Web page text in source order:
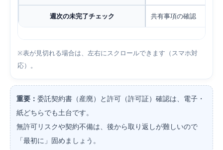
週次の未完了チェック 共有事項の確認
※表が見切れる場合は、左右にスクロールできます（スマホ対
応）。
重要： 委託契約書（産廃）と許可（許可証）確認は、電子・
紙どちらでも土台です。
無許可リスクや契約不備は、後から取り返しが難しいので
「最初に」固めましょう。